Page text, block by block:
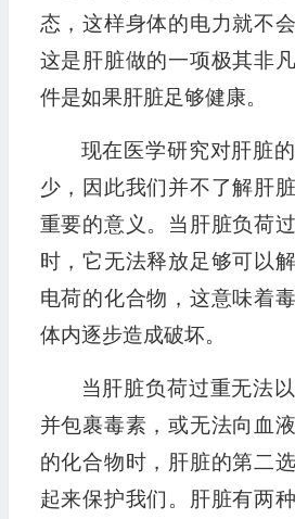
态，这样身体的电力就不
这是肝脏做的一项极其非
件是如果肝脏足够健康。
现在医学研究对肝脏
少，因此我们并不了解肝
重要的意义。当肝脏负荷
时，它无法释放足够可以
电荷的化合物，这意味着
体内逐步造成破坏。
当肝脏负荷过重无法
并包裹毒素，或无法向血
的化合物时，肝脏的第二
起来保护我们。肝脏有两